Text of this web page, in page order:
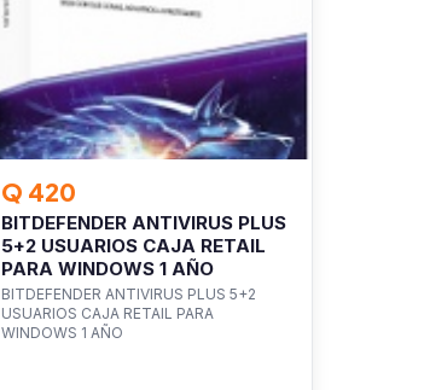
Q 420
BITDEFENDER ANTIVIRUS PLUS
5+2 USUARIOS CAJA RETAIL
PARA WINDOWS 1 AÑO
BITDEFENDER ANTIVIRUS PLUS 5+2
USUARIOS CAJA RETAIL PARA
WINDOWS 1 AÑO